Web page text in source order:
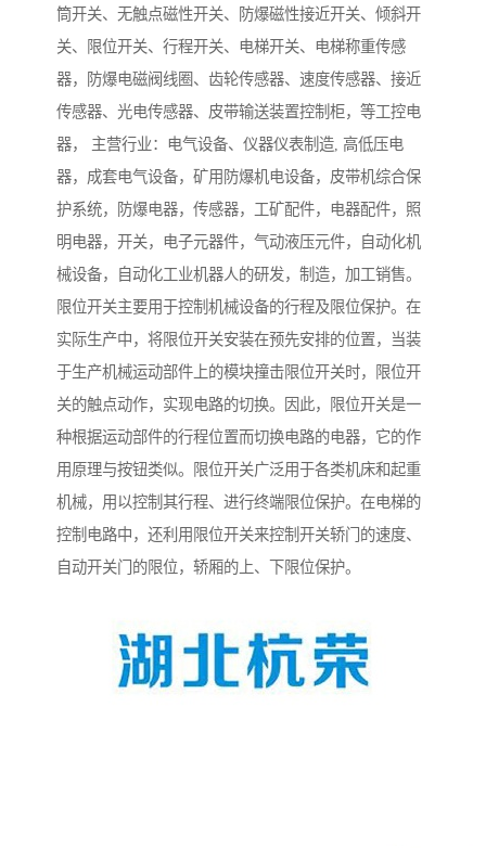
筒开关、无触点磁性开关、防爆磁性接近开关、倾斜开
关、限位开关、行程开关、电梯开关、电梯称重传感
器，防爆电磁阀线圈、齿轮传感器、速度传感器、接近
传感器、光电传感器、皮带输送装置控制柜，等工控电
器， 主营行业：电气设备、仪器仪表制造, 高低压电
器，成套电气设备，矿用防爆机电设备，皮带机综合保
护系统，防爆电器，传感器，工矿配件，电器配件，照
明电器，开关，电子元器件，气动液压元件，自动化机
械设备，自动化工业机器人的研发，制造，加工销售。
限位开关主要用于控制机械设备的行程及限位保护。在
实际生产中，将限位开关安装在预先安排的位置，当装
于生产机械运动部件上的模块撞击限位开关时，限位开
关的触点动作，实现电路的切换。因此，限位开关是一
种根据运动部件的行程位置而切换电路的电器，它的作
用原理与按钮类似。限位开关广泛用于各类机床和起重
机械，用以控制其行程、进行终端限位保护。在电梯的
控制电路中，还利用限位开关来控制开关轿门的速度、
自动开关门的限位，轿厢的上、下限位保护。